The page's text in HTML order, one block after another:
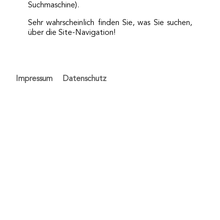
Suchmaschine).
Sehr wahrscheinlich finden Sie, was Sie suchen,
über die Site-Navigation!
Impressum Datenschutz